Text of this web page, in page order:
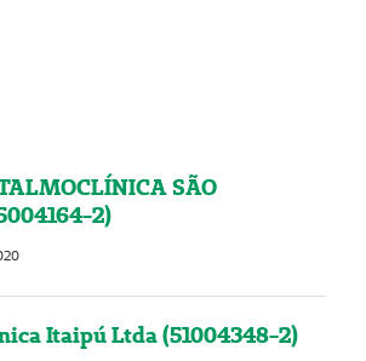
SÃO
2)
Itaipú Ltda (51004348-2)